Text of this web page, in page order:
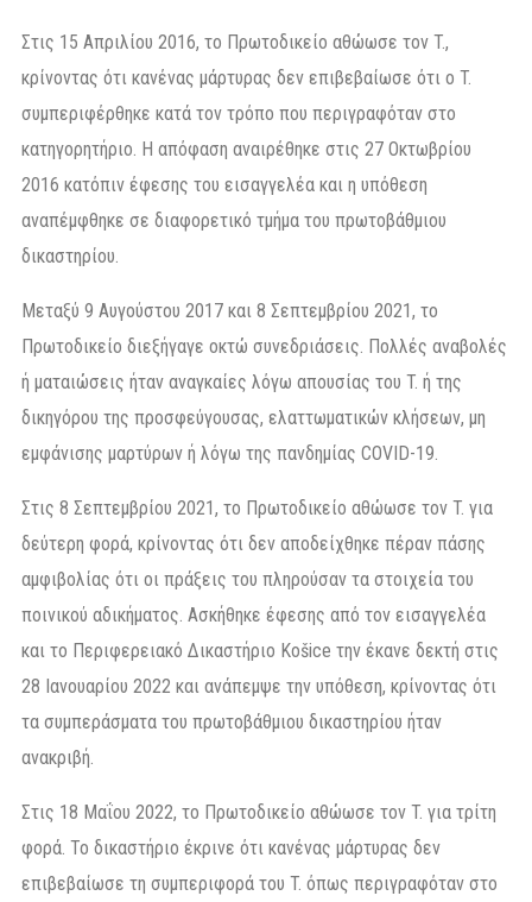
Στις 15 Απριλίου 2016, το Πρωτοδικείο αθώωσε τον T.,
κρίνοντας ότι κανένας μάρτυρας δεν επιβεβαίωσε ότι ο T.
συμπεριφέρθηκε κατά τον τρόπο που περιγραφόταν στο
κατηγορητήριο. Η απόφαση αναιρέθηκε στις 27 Οκτωβρίου
2016 κατόπιν έφεσης του εισαγγελέα και η υπόθεση
αναπέμφθηκε σε διαφορετικό τμήμα του πρωτοβάθμιου
δικαστηρίου.
Μεταξύ 9 Αυγούστου 2017 και 8 Σεπτεμβρίου 2021, το
Πρωτοδικείο διεξήγαγε οκτώ συνεδριάσεις. Πολλές αναβολές
ή ματαιώσεις ήταν αναγκαίες λόγω απουσίας του T. ή της
δικηγόρου της προσφεύγουσας, ελαττωματικών κλήσεων, μη
εμφάνισης μαρτύρων ή λόγω της πανδημίας COVID-19.
Στις 8 Σεπτεμβρίου 2021, το Πρωτοδικείο αθώωσε τον T. για
δεύτερη φορά, κρίνοντας ότι δεν αποδείχθηκε πέραν πάσης
αμφιβολίας ότι οι πράξεις του πληρούσαν τα στοιχεία του
ποινικού αδικήματος. Ασκήθηκε έφεσης από τον εισαγγελέα
και το Περιφερειακό Δικαστήριο Košice την έκανε δεκτή στις
28 Ιανουαρίου 2022 και ανάπεμψε την υπόθεση, κρίνοντας ότι
τα συμπεράσματα του πρωτοβάθμιου δικαστηρίου ήταν
ανακριβή.
Στις 18 Μαΐου 2022, το Πρωτοδικείο αθώωσε τον T. για τρίτη
φορά. Το δικαστήριο έκρινε ότι κανένας μάρτυρας δεν
επιβεβαίωσε τη συμπεριφορά του T. όπως περιγραφόταν στο